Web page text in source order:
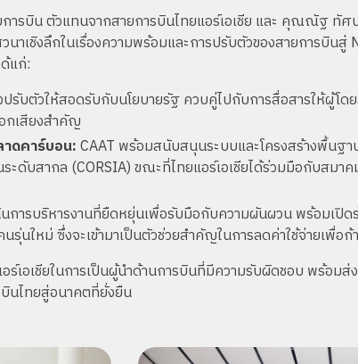
ารบิน ตัวแทนจากสายการบินไทยแอร์เอเชีย และ คุณณัฐ ทั
วนาเชิงลึกในเรื่องความพร้อมและการปรับตัวของสายการบิ
แก่:
รับตัวให้สอดรับกับนโยบายรัฐ ควบคู่ไปกับการสื่อสารให้ผู้โด
กเสียงสำคัญ
ดคาร์บอน:CAAT พร้อมสนับสนุนระบบและโครงสร้างพื้นฐา
ะดับสากล (CORSIA) ขณะที่ไทยแอร์เอเชียได้ร่วมมือกับสม
การบริหารงานที่ยืดหยุ่นเพื่อรับมือกับความผันผวน พร้อมเปิด
นรุ่นใหม่ ซึ่งจะเข้ามาเป็นตัวช่วยสำคัญในการลดค่าใช้จ่ายเพื่อ
เอเชียในการเป็นผู้นำด้านการบินที่มีความรับผิดชอบ พร้อมส่
นไทยสู่อนาคตที่ยั่งยืน